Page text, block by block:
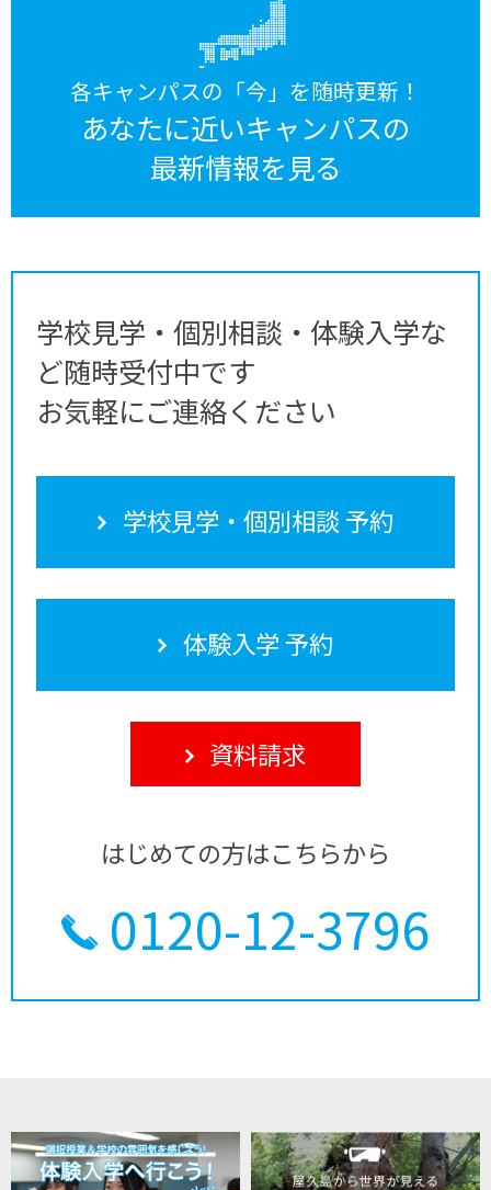
各キャンパスの「今」を随時更新！
あなたに近いキャンパスの
最新情報を見る
学校見学・個別相談・体験入学な
ど随時受付中です
お気軽にご連絡ください
学校見学・個別相談 予約
体験入学 予約
資料請求
はじめての方はこちらから
0120-12-3796